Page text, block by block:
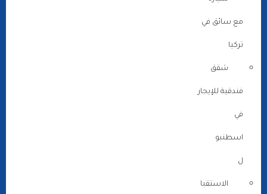
مع سائق في
تركيا
شقق
فندقية للإيجار
في
اسطنبو
ل
الاستقبا